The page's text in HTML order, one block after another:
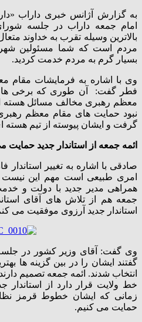
به گزارش آژانس خبری داراب
امام جمعه داراب در جلسه
بالاترین وسیله تقرب به خداوند
مردم است که شما مسئولین
بسیار گرم به مردم خدمت کردید.
وی با اشاره به فرمایشات مقام
فطر گفت: آن طوری که برخی ها
معظم رهبری مخالف مسائل هسته
نبود حمایت های مقام معظم
گرفت و ایشان پیوسته از تیم هسته
ائمه جمعه از استاندار جدید حمایت
صادقی با اشاره به تغییر
امری طبیعی است مهم این
همراهی مدیر جدید با دولت و
جمعه هم از تلاش های آقای
استاندار جدید آرزوی موفقیت می
وی گفت: آقای وزیر کشور در
گفتند ایشان را در بین گزینه ها
انتخاب شدند. ائمه جمعه تصمیم
خط ولایت قرار دارد از استاندار
زمانی که ایشان خطوط قرمز
حمایت می کنیم.